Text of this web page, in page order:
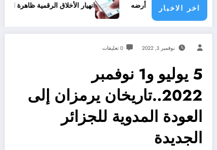
اخر الاخبار
من أرضه انهيار الأخلاق الرقمية ظاهرة الشتائم
نوفمبر 3, 2022 0 تعليقات
5 يوليو و1 نوفمبر
2022..تاريخان يرمزان إلى
العودة المدوية للجزائر
الجديدة